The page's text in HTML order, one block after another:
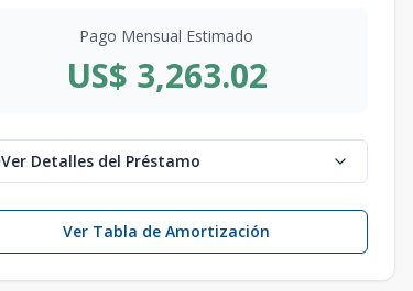
Pago Mensual Estimado
US$ 3,263.02
Ver Detalles del Préstamo
Ver Tabla de Amortización